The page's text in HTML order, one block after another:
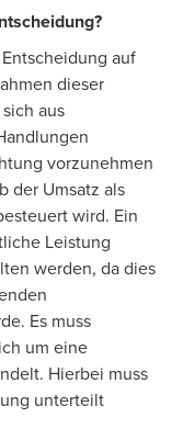
auf
dieser
aus
vorzunehmen
der Umsatz als
wird. Ein
Leistung
werden, da dies
Es muss
um eine
Hierbei muss
unterteilt